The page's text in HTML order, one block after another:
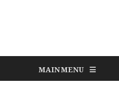
MAIN MENU